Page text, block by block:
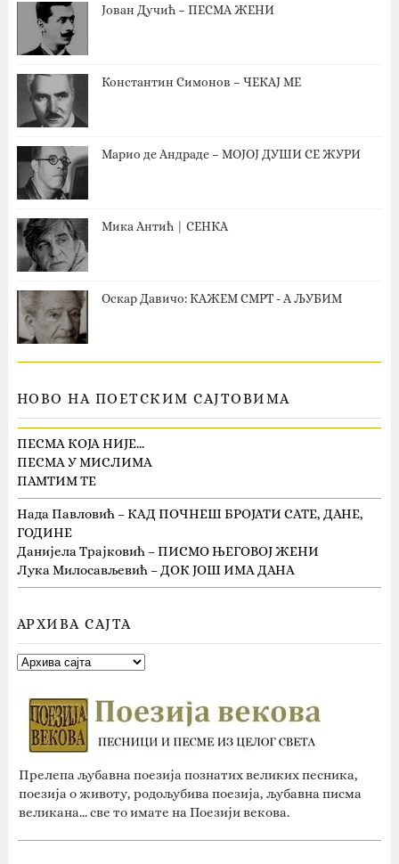
Јован Дучић – ПЕСМА ЖЕНИ
Константин Симонов – ЧЕКАЈ МЕ
Марио де Андраде – МОЈОЈ ДУШИ СЕ ЖУРИ
Мика Антић | СЕНКА
Оскар Давичо‎: КАЖЕМ СМРТ - А ЉУБИМ
НОВО НА ПОЕТСКИМ САЈТОВИМА
ПЕСМА КОЈА НИЈЕ…
ПЕСМА У МИСЛИМА
ПАМТИМ ТЕ
Нада Павловић – КАД ПОЧНЕШ БРОЈАТИ САТЕ, ДАНЕ,
ГОДИНЕ
Данијела Трајковић – ПИСМО ЊЕГОВОЈ ЖЕНИ
Лука Милосављевић – ДОК ЈОШ ИМА ДАНА
АРХИВА САЈТА
Прелепа љубавна поезија познатих великих песника,
поезија о животу, родољубива поезија, љубавна писма
великана... све то имате на Поезији векова.